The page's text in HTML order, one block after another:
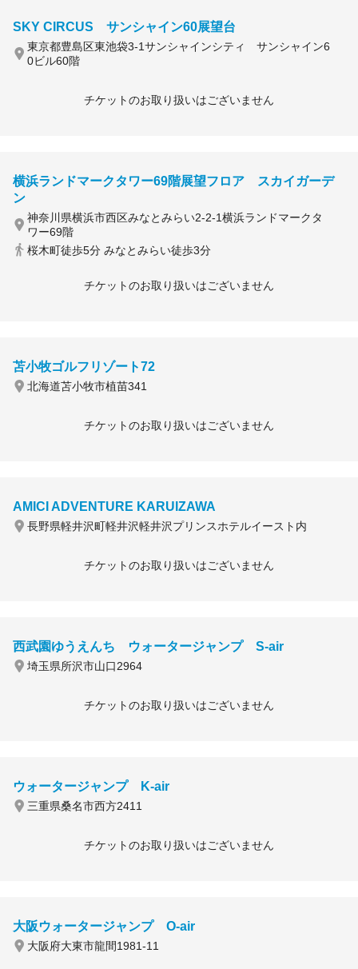
SKY CIRCUS サンシャイン60展望台
東京都豊島区東池袋3-1サンシャインシティ サンシャイン6
0ビル60階
チケットのお取り扱いはございません
横浜ランドマークタワー69階展望フロア スカイガーデ
ン
神奈川県横浜市西区みなとみらい2-2-1横浜ランドマークタ
ワー69階
桜木町徒歩5分 みなとみらい徒歩3分
チケットのお取り扱いはございません
苫小牧ゴルフリゾート72
北海道苫小牧市植苗341
チケットのお取り扱いはございません
AMICI ADVENTURE KARUIZAWA
長野県軽井沢町軽井沢軽井沢プリンスホテルイースト内
チケットのお取り扱いはございません
西武園ゆうえんち ウォータージャンプ S-air
埼玉県所沢市山口2964
チケットのお取り扱いはございません
ウォータージャンプ K-air
三重県桑名市西方2411
チケットのお取り扱いはございません
大阪ウォータージャンプ O-air
大阪府大東市龍間1981-11